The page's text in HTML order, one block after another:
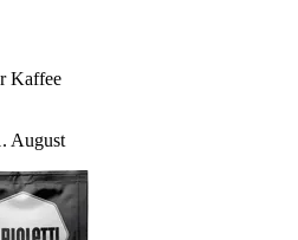
Kaffee
August